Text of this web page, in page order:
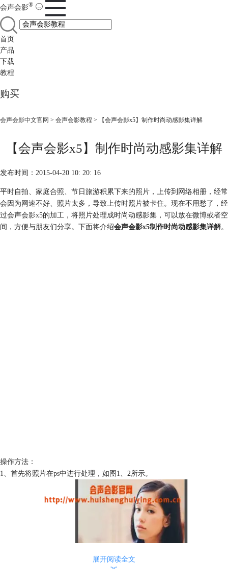
会声会影®
首页
产品
下载
教程
购买
会声会影中文官网 > 会声会影教程 > 【会声会影x5】制作时尚动感影集详解
【会声会影x5】制作时尚动感影集详解
发布时间：2015-04-20 10: 20: 16
平时自拍、家庭合照、节日旅游积累下来的照片，上传到网络相册，经常
会因为网速不好、照片太多，导致上传时照片被卡住。现在不用愁了，经
过会声会影x5的加工，将照片处理成时尚动感影集，可以放在微博或者空
间，方便与朋友们分享。下面将介绍会声会影x5制作时尚动感影集详解。
操作方法：
1、首先将照片在ps中进行处理，如图1、2所示。
展开阅读全文
︾